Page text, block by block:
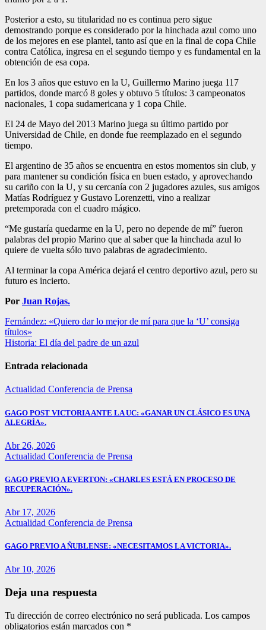
Posterior a esto, su titularidad no es continua pero sigue
demostrando porque es considerado por la hinchada azul como uno
de los mejores en ese plantel, tanto así que en la final de copa Chile
contra Católica, ingresa en el segundo tiempo y es fundamental en la
obtención de esa copa.
En los 3 años que estuvo en la U, Guillermo Marino juega 117
partidos, donde marcó 8 goles y obtuvo 5 títulos: 3 campeonatos
nacionales, 1 copa sudamericana y 1 copa Chile.
El 24 de Mayo del 2013 Marino juega su último partido por
Universidad de Chile, en donde fue reemplazado en el segundo
tiempo.
El argentino de 35 años se encuentra en estos momentos sin club, y
para mantener su condición física en buen estado, y aprovechando
su cariño con la U, y su cercanía con 2 jugadores azules, sus amigos
Matías Rodríguez y Gustavo Lorenzetti, vino a realizar
pretemporada con el cuadro mágico.
“Me gustaría quedarme en la U, pero no depende de mí” fueron
palabras del propio Marino que al saber que la hinchada azul lo
quiere de vuelta sólo tuvo palabras de agradecimiento.
Al terminar la copa América dejará el centro deportivo azul, pero su
futuro es incierto.
Por Juan Rojas.
Navegación
de
Fernández: «Quiero dar lo mejor de mí para que la ‘U’ consiga
títulos»
Historia: El día del padre de un azul
Entrada relacionada
Actualidad Conferencia de Prensa
GAGO POST VICTORIA ANTE LA UC: «GANAR UN CLÁSICO ES UNA
ALEGRÍA».
Abr 26, 2026
Actualidad Conferencia de Prensa
GAGO PREVIO A EVERTON: «CHARLES ESTÁ EN PROCESO DE
RECUPERACIÓN».
Abr 17, 2026
Actualidad Conferencia de Prensa
GAGO PREVIO A ÑUBLENSE: «NECESITAMOS LA VICTORIA».
Abr 10, 2026
Deja una respuesta
Tu dirección de correo electrónico no será publicada. Los campos
obligatorios están marcados con *